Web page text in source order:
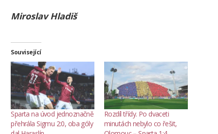
Miroslav Hladiš
Související
Sparta na úvod jednoznačně
přehrála Sigmu 2:0, oba góly
Rozdíl třídy. Po dvaceti
minutách nebylo co řešit,